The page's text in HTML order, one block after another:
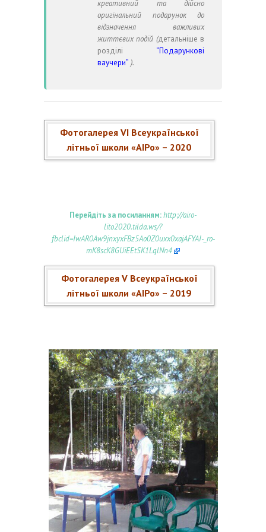
креативний та дійсно
оригінальний подарунок до
відзначення важливих
життєвих подій (детальніше в
розділі “Подарункові
ваучери” ).
Фотогалерея VI Всеукраїнської
літньої школи «АІРо» – 2020
Перейдіть за посиланням:http://airo-
lito2020.tilda.ws/?
fbclid=IwAR0Aw9jnxyxFBz5Ao0Z0uxx0xajAFYAI-_ro-
mK8scK8GUiEEtSK1LqlNn4
Фотогалерея V Всеукраїнської
літньої школи «АІРо» – 2019